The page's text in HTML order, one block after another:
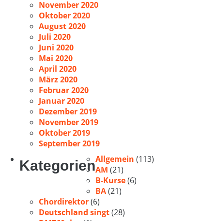
November 2020
Oktober 2020
August 2020
Juli 2020
Juni 2020
Mai 2020
April 2020
März 2020
Februar 2020
Januar 2020
Dezember 2019
November 2019
Oktober 2019
September 2019
KategorienAllgemein (113)
AM (21)
B-Kurse(6)
BA(21)
Chordirektor(6)
Deutschland singt(28)